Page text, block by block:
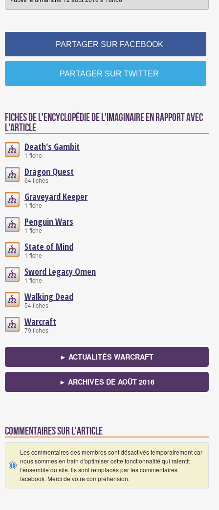
PARTAGER SUR FACEBOOK
PARTAGER SUR TWITTER
Fiches de l'encyclopédie de l'imaginaire en rapport avec
l'article
Death's Gambit
1 fiche
Dragon Quest
64 fiches
Graveyard Keeper
1 fiche
Penguin Wars
1 fiche
State of Mind
1 fiche
Sword Legacy Omen
1 fiche
Walking Dead
54 fiches
Warcraft
79 fiches
► ACTUALITÉS WARCRAFT
► ARCHIVES DE AOÛT 2018
Commentaires sur l'article
Les commentaires des membres sont désactivés temporairement car
nous sommes en train d'optimiser cette fonctionnalité qui ralentit
l'ensemble du site. Ils sont remplacés par les commentaires
facebook. Merci de votre compréhension.